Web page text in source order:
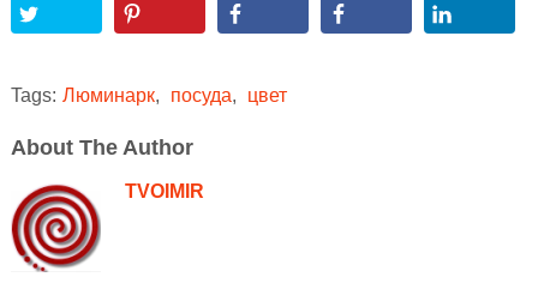
Tags: Люминарк, посуда, цвет
About The Author
TVOIMIR